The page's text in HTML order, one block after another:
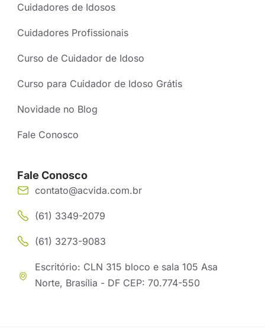
Cuidadores de Idosos
Cuidadores Profissionais
Curso de Cuidador de Idoso
Curso para Cuidador de Idoso Grátis
Novidade no Blog
Fale Conosco
Fale Conosco
contato@acvida.com.br
(61) 3349-2079
(61) 3273-9083
Escritório: CLN 315 bloco e sala 105 Asa
Norte, Brasília - DF CEP: 70.774-550